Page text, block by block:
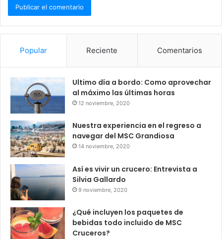
Popular Reciente Comentarios
Ultimo día a bordo: Como aprovechar
al máximo las últimas horas
12 noviembre, 2020
Nuestra experiencia en el regreso a
navegar del MSC Grandiosa
14 noviembre, 2020
Así es vivir un crucero: Entrevista a
Silvia Gallardo
9 noviembre, 2020
¿Qué incluyen los paquetes de
bebidas todo incluido de MSC
Cruceros?